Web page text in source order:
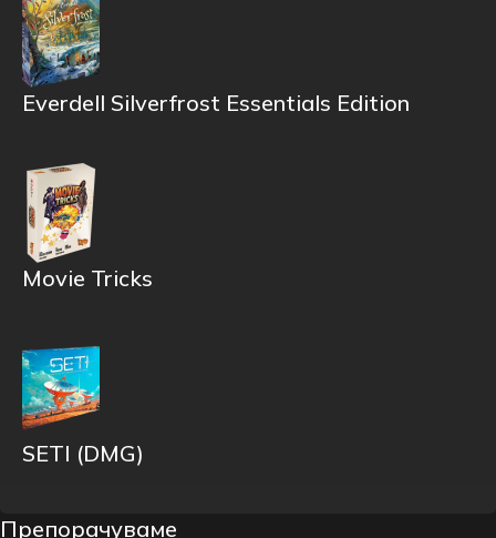
Everdell Silverfrost Essentials Edition
Movie Tricks
SETI (DMG)
Препорачуваме